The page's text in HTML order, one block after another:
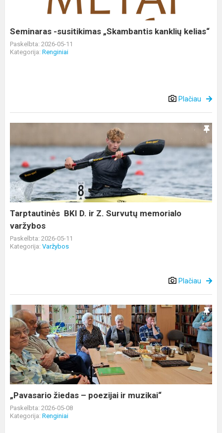
Seminaras -susitikimas „Skambantis kanklių kelias“
Paskelbta: 2026-05-11
Kategorija: Renginiai
Plačiau
D.
ir
Z.
Survutų
memorialo
varžybos
Tarptautinės BKI D. ir Z. Survutų memorialo
varžybos
Paskelbta: 2026-05-11
Kategorija: Varžybos
Plačiau
„Pavasario
žiedas
–
poezijai
ir
muzikai“
„Pavasario žiedas – poezijai ir muzikai“
Paskelbta: 2026-05-08
Kategorija: Renginiai